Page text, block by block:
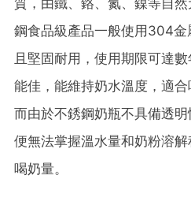
鋼食品級產品一般使用304金
且堅固耐用，使用期限可達
能佳，能維持奶水溫度，適
而由於不銹鋼奶瓶不具備透明
便無法掌握溫水量和奶粉溶
喝奶量。